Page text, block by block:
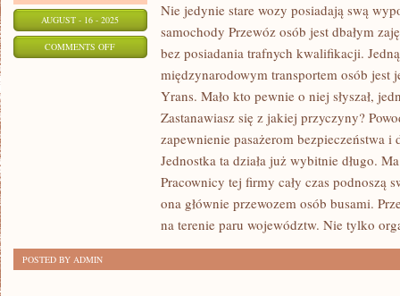
AUGUST - 16 - 2025
COMMENTS OFFON
MOŻLIWIE
BEZ
Nie jedynie stare wozy posiadają swą
samochody Przewóz osób jest dbałym
bez posiadania trafnych kwalifikacji.
międzynarodowym transportem osób jest
Yrans. Mało kto pewnie o niej słyszał,
Zastanawiasz się z jakiej przyczyny?
zapewnienie pasażerom bezpieczeństwa
Jednostka ta działa już wybitnie długo.
Pracownicy tej firmy cały czas podnoszą
ona głównie przewozem osób busami.
na terenie paru województw. Nie tylko
POSTED BY ADMIN